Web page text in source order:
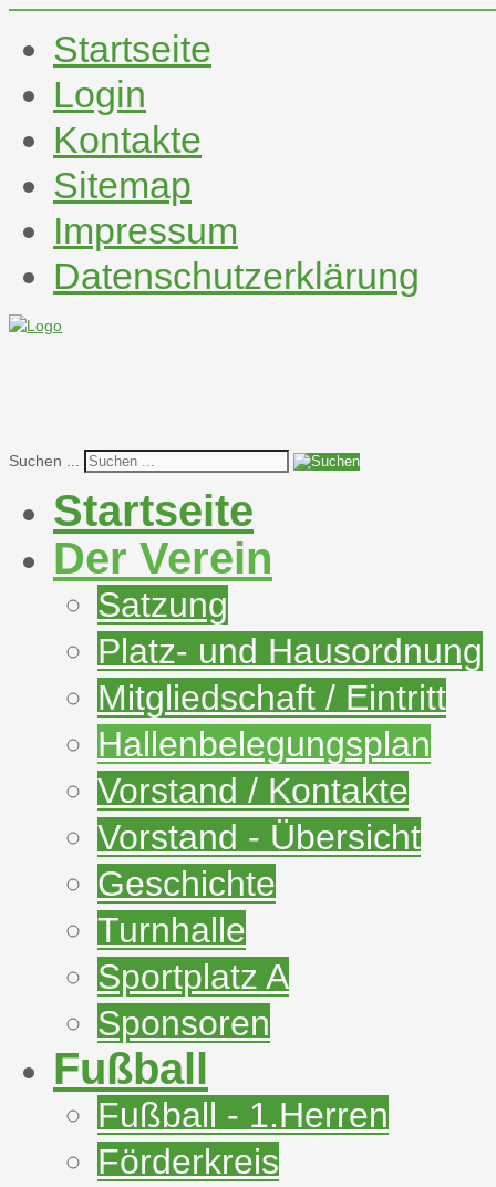
Startseite
Login
Kontakte
Sitemap
Impressum
Datenschutzerklärung
Suchen ...
Startseite
Der Verein
Satzung
Platz- und Hausordnung
Mitgliedschaft / Eintritt
Hallenbelegungsplan
Vorstand / Kontakte
Vorstand - Übersicht
Geschichte
Turnhalle
Sportplatz A
Sponsoren
Fußball
Fußball - 1.Herren
Förderkreis